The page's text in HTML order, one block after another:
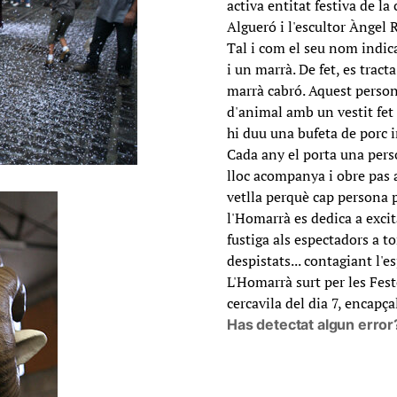
activa entitat festiva de
Algueró i l'escultor Àngel
Tal i com el seu nom
i un marrà. De fet, es
marrà cabró. Aquest
d'animal amb un vestit fet
hi duu una bufeta de porc
Cada any el porta una
lloc acompanya i obre
vetlla perquè cap persona
l'Homarrà es dedica a
fustiga als espectadors a
despistats... contagiant
L'Homarrà surt per les
cercavila del dia 7,
Has detectat algun